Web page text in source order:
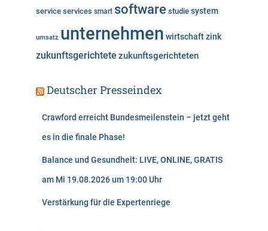
service services smart software studie system
umsatz unternehmen wirtschaftzink
zukunftsgerichtete zukunftsgerichteten
Deutscher Presseindex
Crawford erreicht Bundesmeilenstein – jetzt geht
es in die finale Phase!
Balance und Gesundheit: LIVE, ONLINE, GRATIS
am Mi 19.08.2026 um 19:00 Uhr
Verstärkung für die Expertenriege